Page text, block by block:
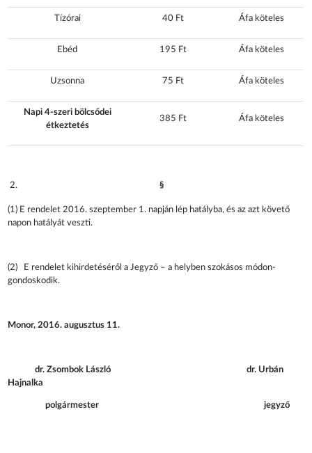
Tízórai 40 Ft Áfa köteles
Ebéd 195 Ft Áfa köteles
Uzsonna 75 Ft Áfa köteles
Napi 4-szeri bölcsődei
étkeztetés
385 Ft Áfa köteles
§
(1) E rendelet 2016. szeptember 1. napján lép hatályba, és az azt követő
napon hatályát veszti.
(2) E rendelet kihirdetéséről a Jegyző – a helyben szokásos módon-
gondoskodik.
Monor, 2016. augusztus 11.
dr. Zsombok László dr. Urbán
Hajnalka
polgármester jegyző